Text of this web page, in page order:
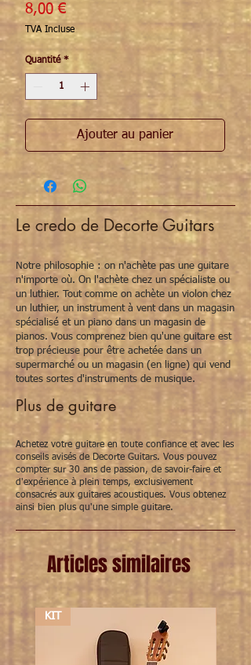
8,00 €Prix
TVA Incluse
Quantité *
Ajouter au panier
Le credo de Decorte Guitars
Notre philosophie : on n'achète pas une guitare
n'importe où. On l'achète chez un spécialiste ou
un luthier. Tout comme on achète un violon chez
un luthier, un instrument à vent dans un magasin
spécialisé et un piano dans un magasin de
pianos. Vous comprenez bien qu'une guitare est
trop précieuse pour être achetée dans un
supermarché ou un magasin (en ligne) qui vend
toutes sortes d'instruments de musique.
Plus de guitare
Achetez votre guitare en toute confiance et avec les
conseils avisés de Decorte Guitars. Vous pouvez
compter sur 30 ans de passion, de savoir-faire et
d'expérience à plein temps, exclusivement
consacrés aux guitares acoustiques. Vous obtenez
ainsi bien plus qu'une simple guitare.
Articles similaires
KIT